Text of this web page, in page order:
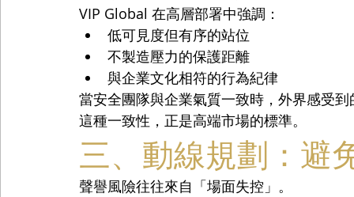
VIP Global 在高層部署中強調：
低可見度但有序的站位
不製造壓力的保護距離
與企業文化相符的行為紀律
當安全團隊與企業氣質一致時，外界感受
這種一致性，正是高端市場的標準。
三、動線規劃：避
聲譽風險往往來自「場面失控」。